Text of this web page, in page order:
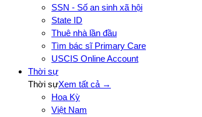
SSN - Số an sinh xã hội
State ID
Thuê nhà lần đầu
Tìm bác sĩ Primary Care
USCIS Online Account
Thời sự
Thời sựXem tất cả →
Hoa Kỳ
Việt Nam